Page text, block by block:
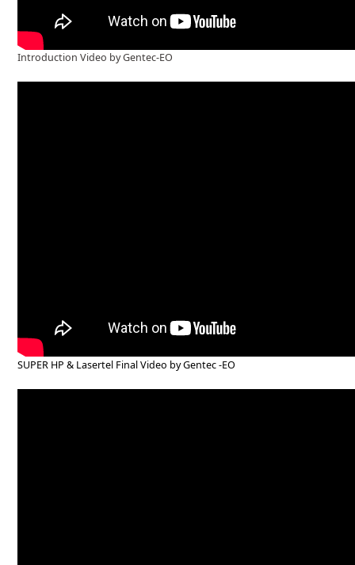
Introduction Video by Gentec-EO
SUPER HP & Lasertel Final Video by